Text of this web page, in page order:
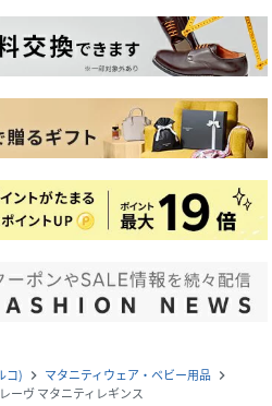
コ) navigate_next マタニティウェア・ベビー用品 navigate_next
ーヴ マタニティレギンス